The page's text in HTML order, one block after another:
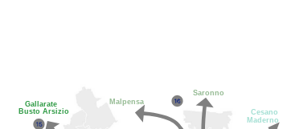
Gallarate
Busto Arsizio
Malpensa
Saronno
Cesano
Maderno